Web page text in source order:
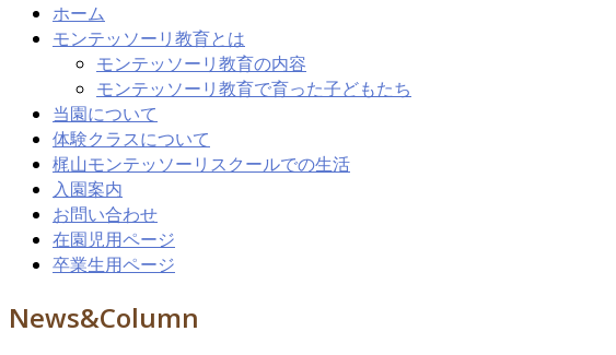
ホーム
モンテッソーリ教育とは
モンテッソーリ教育の内容
モンテッソーリ教育で育った子どもたち
当園について
体験クラスについて
梶山モンテッソーリスクールでの生活
入園案内
お問い合わせ
在園児用ページ
卒業生用ページ
News&Column